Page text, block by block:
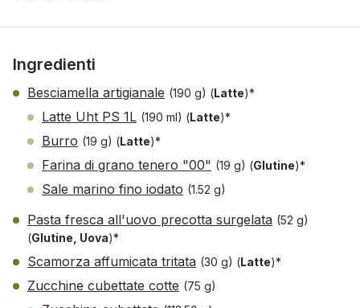
Ingredienti
Besciamella artigianale (190 g) (Latte)*
Latte Uht PS 1L (190 ml) (Latte)*
Burro (19 g) (Latte)*
Farina di grano tenero "00" (19 g) (Glutine)*
Sale marino fino iodato (1.52 g)
Pasta fresca all'uovo precotta surgelata (52 g)
(Glutine, Uova)*
Scamorza affumicata tritata (30 g) (Latte)*
Zucchine cubettate cotte (75 g)